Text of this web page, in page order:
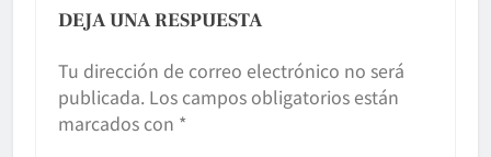
DEJA UNA RESPUESTA
Tu dirección de correo electrónico no será
publicada. Los campos obligatorios están
marcados con *